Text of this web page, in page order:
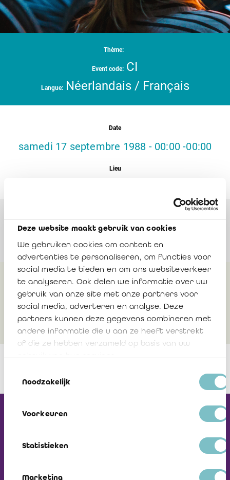
Deze website maakt gebruik van cookies
We gebruiken cookies om content en
advertenties te personaliseren, om functies voor
social media te bieden en om ons websiteverkeer
te analyseren. Ook delen we informatie over uw
gebruik van onze site met onze partners voor
social media, adverteren en analyse. Deze
partners kunnen deze gegevens combineren met
andere informatie die u aan ze heeft verstrekt
of die ze hebben verzameld op basis van uw
Noodzakelijk
Voorkeuren
Statistieken
Marketing
Thème:
Event code: CI
Langue: Néerlandais / Français
Date
samedi 17 septembre 1988 - 00:00 -00:00
Lieu
Orateurs
Plus d'infos
Recevez notre